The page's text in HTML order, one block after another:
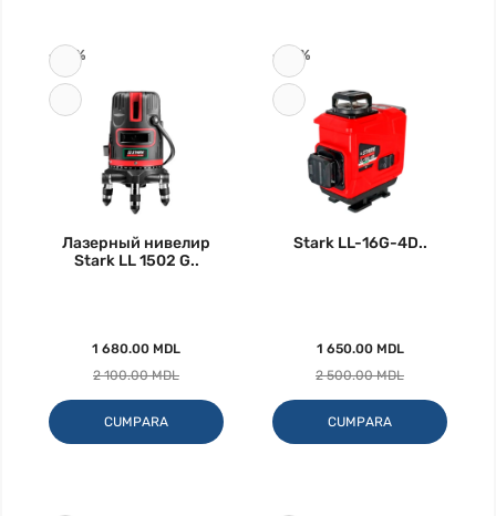
-20%
Лазерный нивелир
Stark LL 1502 G..
1 680.00 MDL
2 100.00 MDL
CUMPARA
-34%
Stark LL-16G-4D..
1 650.00 MDL
2 500.00 MDL
CUMPARA